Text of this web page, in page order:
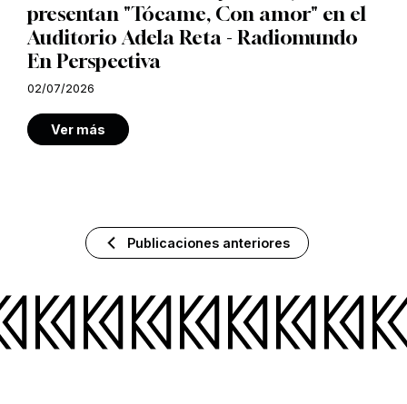
presentan "Tócame, Con amor" en el
Auditorio Adela Reta - Radiomundo
En Perspectiva
02/07/2026
Ver más
Publicaciones anteriores